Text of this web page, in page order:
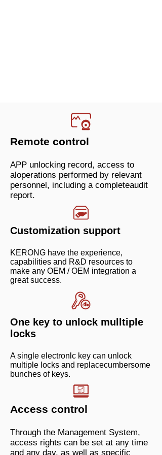
Remote control
APP unlocking record, access to
aloperations performed by relevant
personnel, including a completeaudit
report.
Customization support
KERONG have the experience,
capabilities and R&D resources to
make any OEM / OEM integration a
great success.
One key to unlock mulltiple
locks
A single electronlc key can unlock
multiple locks and replacecumbersome
bunches of keys.
Access control
Through the Management System,
access rights can be set at any time
and any day, as well as specific